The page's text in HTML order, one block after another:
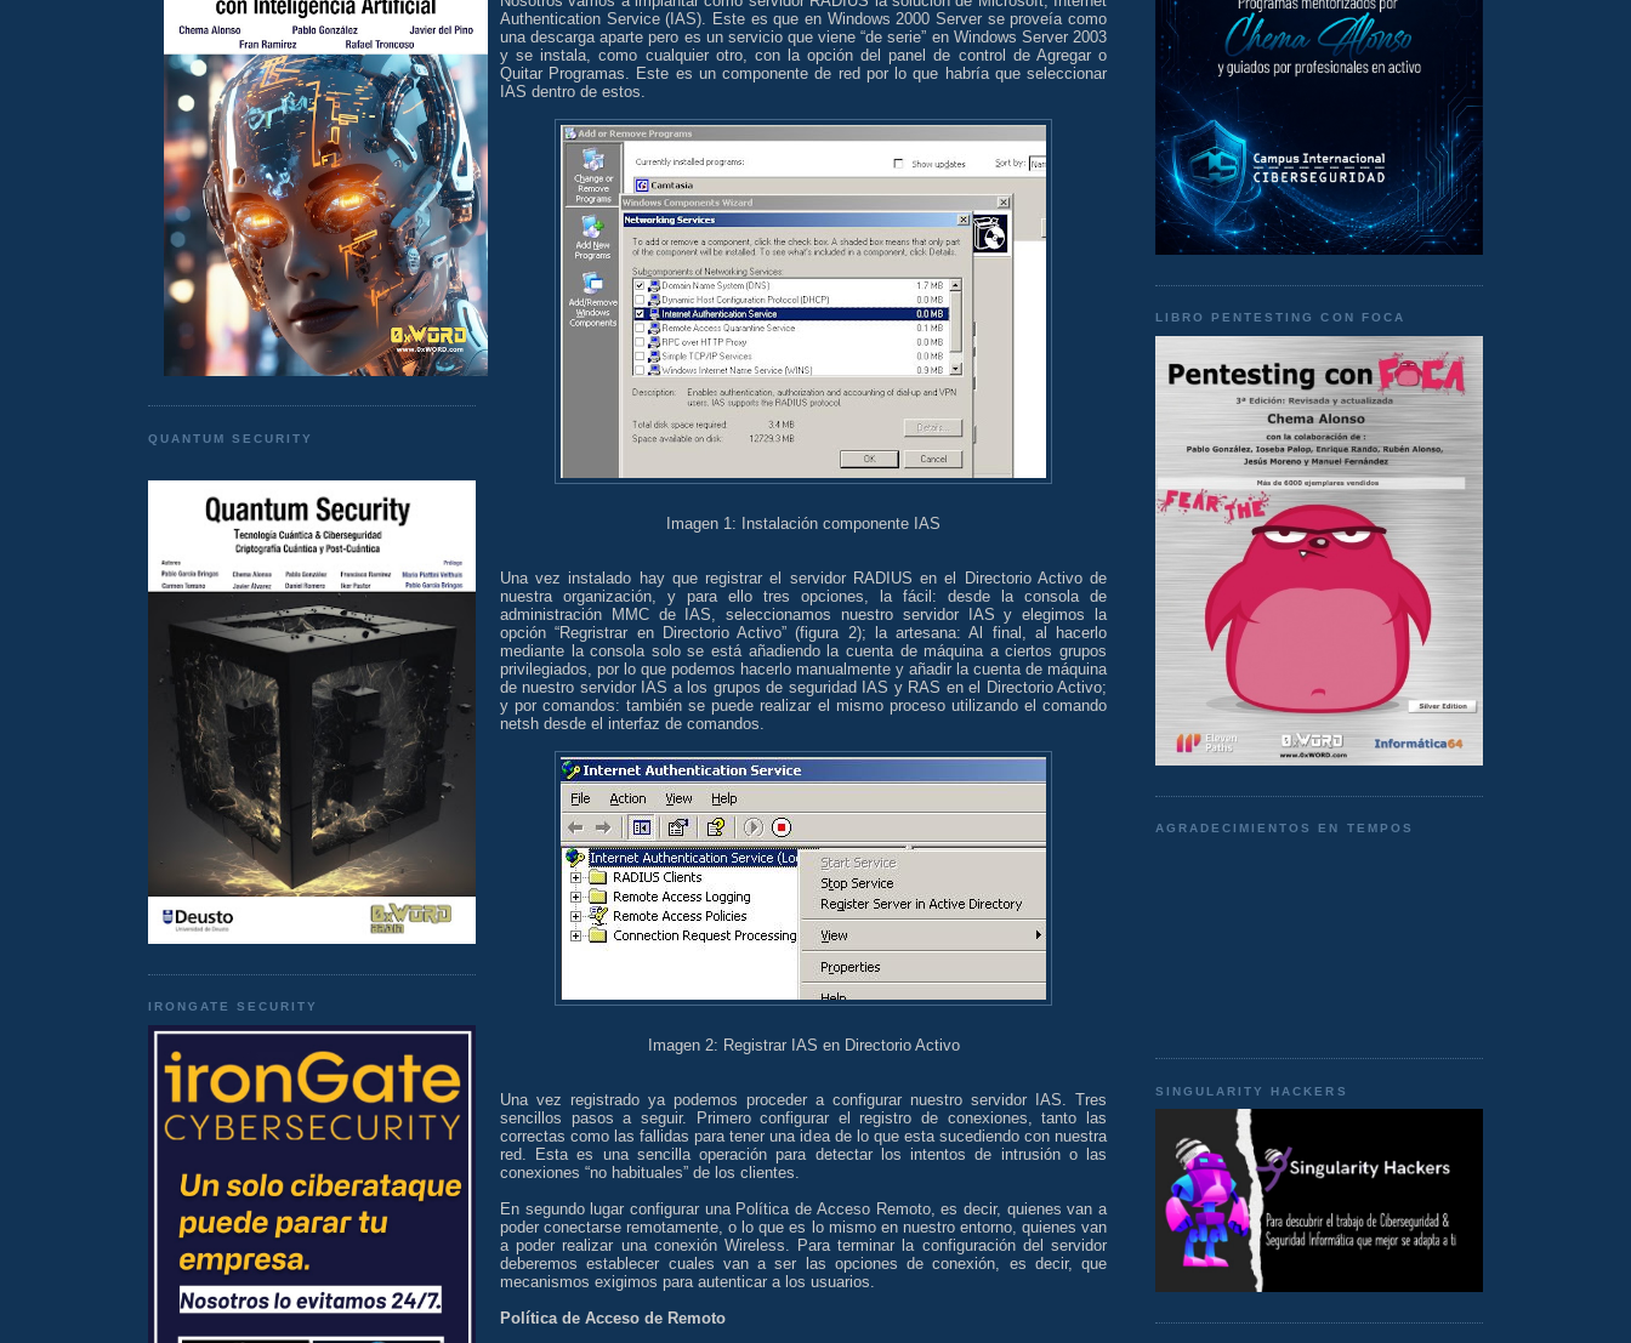
QUANTUM SECURITY
IRONGATE SECURITY
Authentication Service (IAS). Este es que en Windows 2000 Server se proveía como
una descarga aparte pero es un servicio que viene “de serie” en Windows Server 2003
y se instala, como cualquier otro, con la opción del panel de control de Agregar o
Quitar Programas. Este es un componente de red por lo que habría que seleccionar
IAS dentro de estos.
Imagen 1: Instalación componente IAS
Una vez instalado hay que registrar el servidor RADIUS en el Directorio Activo de
nuestra organización, y para ello tres opciones, la fácil: desde la consola de
administración MMC de IAS, seleccionamos nuestro servidor IAS y elegimos la
opción “Regristrar en Directorio Activo” (figura 2); la artesana: Al final, al hacerlo
mediante la consola solo se está añadiendo la cuenta de máquina a ciertos grupos
privilegiados, por lo que podemos hacerlo manualmente y añadir la cuenta de máquina
de nuestro servidor IAS a los grupos de seguridad IAS y RAS en el Directorio Activo;
y por comandos: también se puede realizar el mismo proceso utilizando el comando
netsh desde el interfaz de comandos.
Imagen 2: Registrar IAS en Directorio Activo
Una vez registrado ya podemos proceder a configurar nuestro servidor IAS. Tres
sencillos pasos a seguir. Primero configurar el registro de conexiones, tanto las
correctas como las fallidas para tener una idea de lo que esta sucediendo con nuestra
red. Esta es una sencilla operación para detectar los intentos de intrusión o las
conexiones “no habituales” de los clientes.
En segundo lugar configurar una Política de Acceso Remoto, es decir, quienes van a
poder conectarse remotamente, o lo que es lo mismo en nuestro entorno, quienes van
a poder realizar una conexión Wireless. Para terminar la configuración del servidor
deberemos establecer cuales van a ser las opciones de conexión, es decir, que
mecanismos exigimos para autenticar a los usuarios.
Política de Acceso de Remoto
LIBRO PENTESTING CON FOCA
AGRADECIMIENTOS EN TEMPOS
SINGULARITY HACKERS